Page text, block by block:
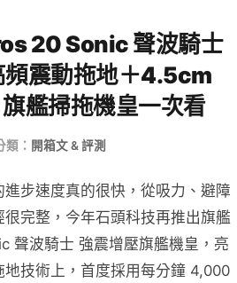
20 Sonic 聲波騎士
頻震動拖地＋4.5cm
艦掃拖機皇一次看
類： 開箱文 & 評測
步速度真的很快，從吸力、避障
完整，今年石頭科技再推出旗艦
聲波騎士 強震增壓旗艦機皇，亮
地技術上，首度採用每分鐘 4,000